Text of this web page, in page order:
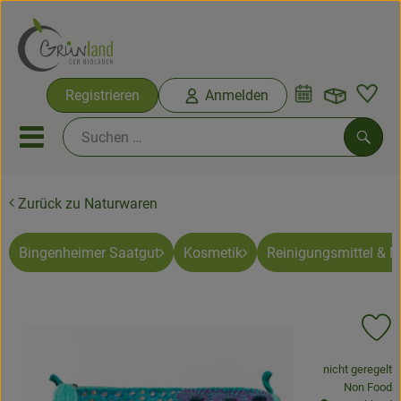
Registrieren Anmelden
Mobiles Menu öffnen oder
Ökokisten
Bio-Kochkisten
Obst & Gemüse
Zurück zu Naturwaren
Bingenheimer Saatgut Kosmetik Reinigungsmittel &
, Verband:
nicht geregelt
,Non Food